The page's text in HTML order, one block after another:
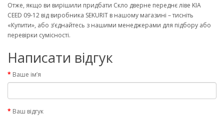
Отже, якщо ви вирішили придбати Скло дверне переднє ліве KIA
CEED 09-12 від виробника SEKURIT в нашому магазині – тисніть
«Купити», або з’єднайтесь з нашими менеджерами для підбору або
перевірки сумісності.
Написати відгук
Ваше ім’я
Ваш відгук